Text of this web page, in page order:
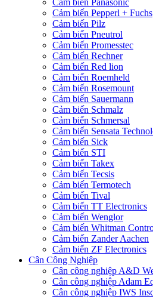
Cảm biến Panasonic
Cảm biến Pepperl + Fuchs
Cảm biến Pilz
Cảm biến Pneutrol
Cảm biến Promesstec
Cảm biến Rechner
Cảm biến Red lion
Cảm biến Roemheld
Cảm biến Rosemount
Cảm biến Sauermann
Cảm biến Schmalz
Cảm biến Schmersal
Cảm biến Sensata
Cảm biến Sick
Cảm biến STI
Cảm biến Takex
Cảm biến Tecsis
Cảm biến Termotech
Cảm biến Tival
Cảm biến TT Electronics
Cảm biến Wenglor
Cảm biến Whitman
Cảm biến Zander Aachen
Cảm biến ZF Electronics
Cân Công Nghiệp
Cân công nghiệp A&D
Cân công nghiệp Adam
Cân công nghiệp IWS